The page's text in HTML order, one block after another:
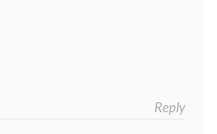
Reply